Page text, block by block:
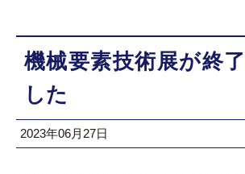
機械要素技術展が終
した
2023年06月27日